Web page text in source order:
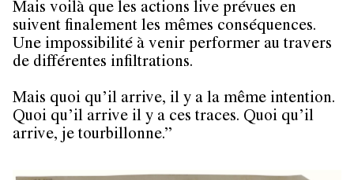
Mais voilà que les actions live prévues en
suivent finalement les mêmes conséquences.
Une impossibilité à venir performer au travers
de différentes infiltrations.
Mais quoi qu’il arrive, il y a la même intention.
Quoi qu’il arrive il y a ces traces. Quoi qu’il
arrive, je tourbillonne.”